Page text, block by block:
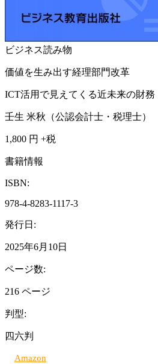
ビジネス読み物
価値を生み出す経理部門改革
ICT活用で見えてくる近未来の財務
壬生 米秋（公認会計士・税理士）
1,800 円 +税
書籍情報
ISBN:
978-4-8283-1117-3
発行日:
2025年6月10日
ページ数:
216 ページ
判型:
四六判
Amazon